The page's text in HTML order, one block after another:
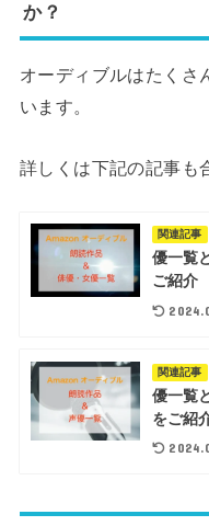
か？
オーディブルはたくさ
います。
詳しくは下記の記事も
関連記事
優一覧
ご紹介
関連記事
優一覧
をご紹